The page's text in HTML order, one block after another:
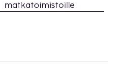
matkatoimistoille